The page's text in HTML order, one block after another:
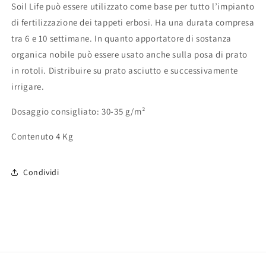
Soil Life può essere utilizzato come base per tutto l’impianto
di fertilizzazione dei tappeti erbosi. Ha una durata compresa
tra 6 e 10 settimane. In quanto apportatore di sostanza
organica nobile può essere usato anche sulla posa di prato
in rotoli. Distribuire su prato asciutto e successivamente
irrigare.
Dosaggio consigliato: 30-35 g/m²
Contenuto 4 Kg
Condividi